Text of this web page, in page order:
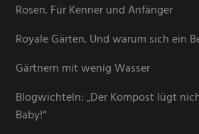
Rosen. Für Kenner und Anfänger
Royale Gärten. Und warum sich ein
Gärtnern mit wenig Wasser
Blogwichteln: „Der Kompost lügt
Baby!“